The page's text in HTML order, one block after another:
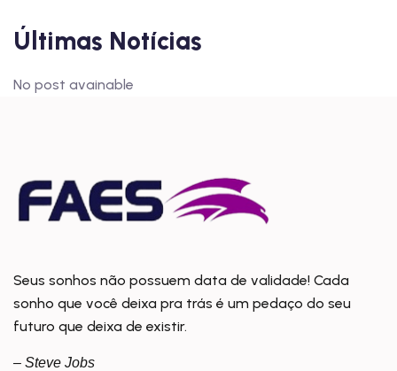
Últimas Notícias
No post avainable
Seus sonhos não possuem data de validade! Cada
sonho que você deixa pra trás é um pedaço do seu
futuro que deixa de existir.
– Steve Jobs